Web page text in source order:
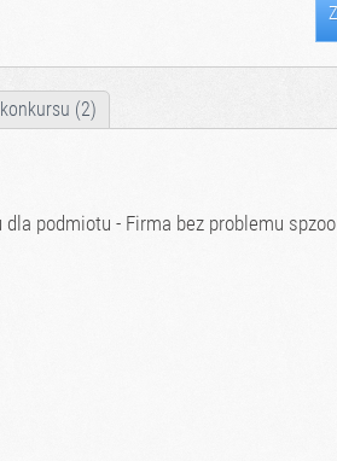
(2)
podmiotu - Firma bez problemu spzoo